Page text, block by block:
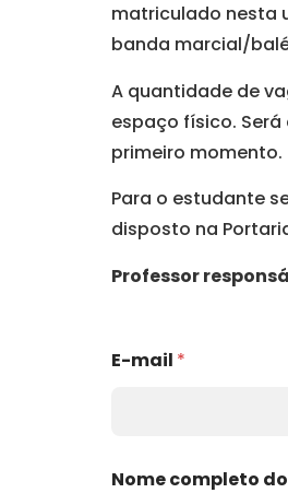
matriculado nesta
banda marcial/
A quantidade de
espaço físico.
primeiro momento.
Para o estudante
disposto na
Professor
E-mail *
Nome completo